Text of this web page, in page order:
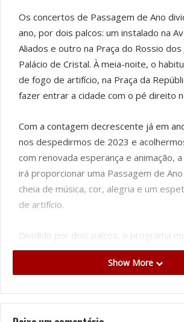
Os concertos de Passagem de Ano
ano, por dois palcos: um instalado na
Aliados e outro na Praça do Rossio dos
Palácio de Cristal. À meia-noite, o
de fogo de artifício, na Praça da
fazer entrar a cidade com o pé direito
Com a contagem decrescente já em
nos despedirmos de 2023 e
com renovada esperança e animação,
irá proporcionar uma Passagem de
cheia de música, cor, alegria e um
de artifício.
Dividido por dois palcos, o programa
no eixo entre a Avenida dos Aliados e
Palácio de Cristal, com dois palcos e
Show More